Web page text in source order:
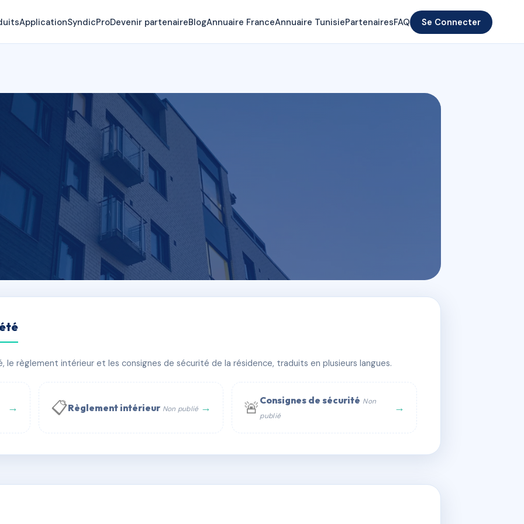
ApplicationSyndicProDevenir partenaireBlogAnnuaire FranceAnnuaire TunisiePartenairesFAQ Se Connecter
DEL SARTE
WhatsApp
règlement intérieur et les consignes de sécurité de la résidence, traduits en plusieurs langues.
→ 📋Règlement intérieur Non publié → 🚨 Consignes de sécurité Non
publié
→
AC6672794 🇫🇷